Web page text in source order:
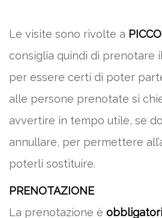
Le visite sono rivolte a
consiglia quindi di prenotare
per essere certi di poter
alle persone prenotate si
avvertire in tempo utile, se
annullare, per permettere
poterli sostituire.
PRENOTAZIONE
La prenotazione è